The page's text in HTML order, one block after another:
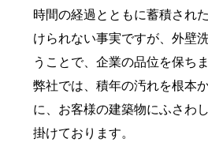
時間の経過とともに蓄積され
けられない事実ですが、外壁
うことで、企業の品位を保ちま
弊社では、積年の汚れを根本
に、お客様の建築物にふさわ
掛けております。